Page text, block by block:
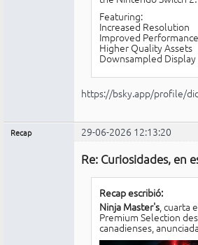
Featuring:
Increased Resolution
Improved Performance
Higher Quality Assets
Downsampled
https://bsky.app/profile/
Recap 29-06-2026 12:13:20
Re: Curiosidades, en
Recap escribió:
Ninja Master's, cuarta
Premium Selection
canadienses,